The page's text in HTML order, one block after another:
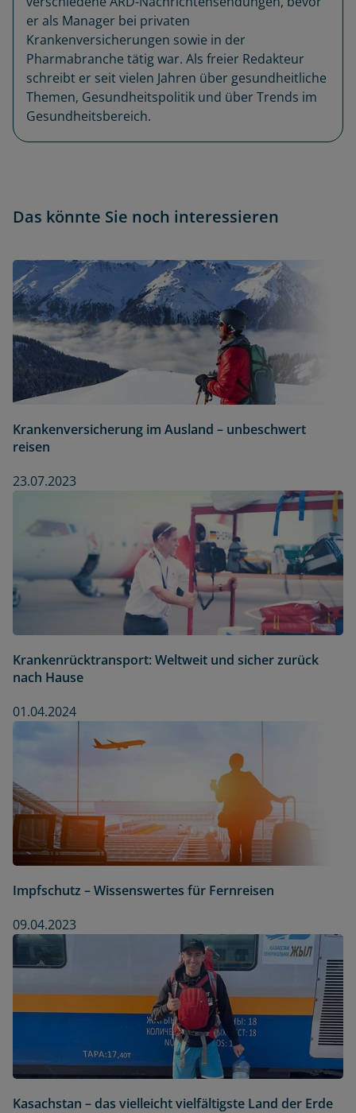
er als Manager bei privaten
Krankenversicherungen sowie in der
Pharmabranche tätig war. Als freier Redakteur
schreibt er seit vielen Jahren über gesundheitliche
Themen, Gesundheitspolitik und über Trends im
Gesundheitsbereich.
Das könnte Sie noch interessieren
Krankenversicherung im Ausland – unbeschwert
reisen
23.07.2023
Krankenrücktransport: Weltweit und sicher zurück
nach Hause
01.04.2024
Impfschutz – Wissenswertes für Fernreisen
09.04.2023
Kasachstan – das vielleicht vielfältigste Land der Erde